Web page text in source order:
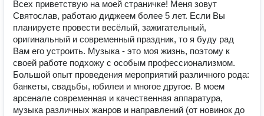
Всех приветствую на моей страничке! Меня зовут
Святослав, работаю диджеем более 5 лет. Если Вы
планируете провести весёлый, зажигательный,
оригинальный и современный праздник, то я буду рад
Вам его устроить. Музыка - это моя жизнь, поэтому к
своей работе подхожу с особым профессионализмом.
Большой опыт проведения мероприятий различного рода:
банкеты, свадьбы, юбилеи и многое другое. В моем
арсенале современная и качественная аппаратура,
музыка различных жанров и направлений (от новинок до